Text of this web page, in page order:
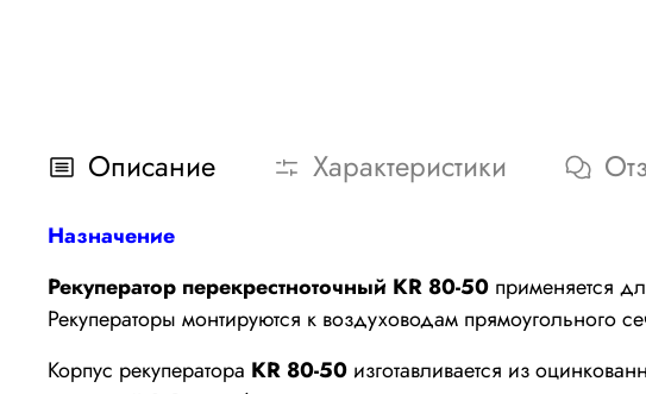
Описание Характеристики
Назначение
Рекуператор перекрестноточный KR 80-50 применяется
Рекуператоры монтируются к воздуховодам
Корпус рекуператора KR 80-50 изготавливается из